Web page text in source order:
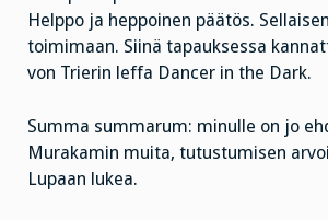
Helppo ja heppoinen päätös.
toimimaan. Siinä tapauksessa
von Trierin leffa Dancer in the Dark.
Summa summarum: minulle on jo
Murakamin muita, tutustumisen
Lupaan lukea.